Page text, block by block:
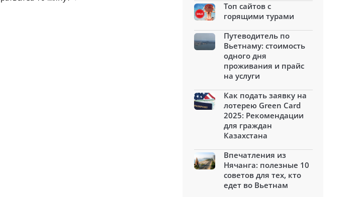
Топ сайтов с
горящими турами
Путеводитель по
Вьетнаму: стоимость
одного дня
проживания и прайс
на услуги
Как подать заявку на
лотерею Green Card
2025: Рекомендации
для граждан
Казахстана
Впечатления из
Нячанга: полезные 10
советов для тех, кто
едет во Вьетнам